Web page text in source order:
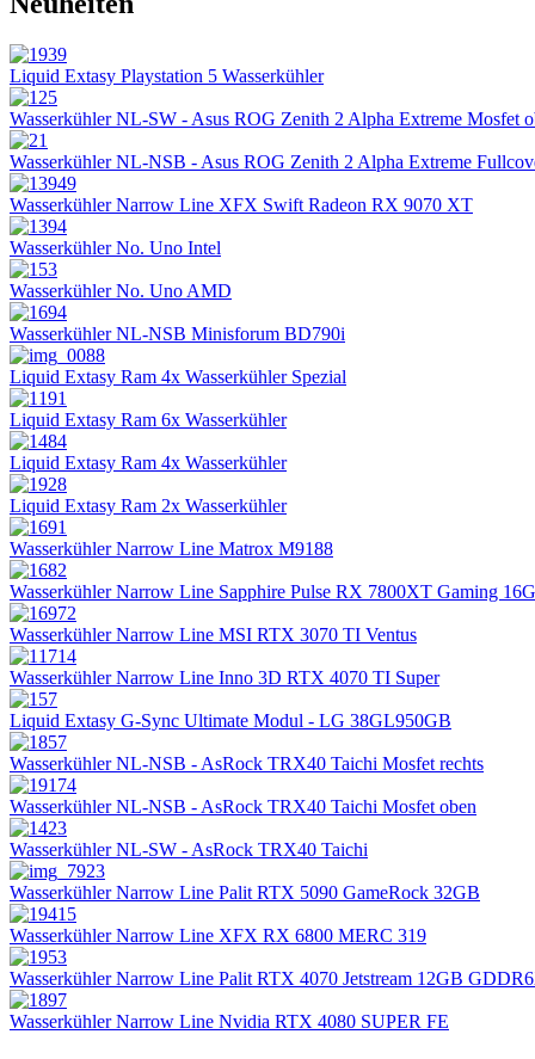
Liquid Extasy Playstation 5 Wasserkühler
Wasserkühler NL-SW - Asus ROG Zenith 2 Alpha Extreme Mosfet
Wasserkühler NL-NSB - Asus ROG Zenith 2 Alpha Extreme
Wasserkühler Narrow Line XFX Swift Radeon RX 9070 XT
Wasserkühler No. Uno Intel
Wasserkühler No. Uno AMD
Wasserkühler NL-NSB Minisforum BD790i
Liquid Extasy Ram 4x Wasserkühler Spezial
Liquid Extasy Ram 6x Wasserkühler
Liquid Extasy Ram 4x Wasserkühler
Liquid Extasy Ram 2x Wasserkühler
Wasserkühler Narrow Line Matrox M9188
Wasserkühler Narrow Line Sapphire Pulse RX 7800XT Gaming 16G
Wasserkühler Narrow Line MSI RTX 3070 TI Ventus
Wasserkühler Narrow Line Inno 3D RTX 4070 TI Super
Liquid Extasy G-Sync Ultimate Modul - LG 38GL950GB
Wasserkühler NL-NSB - AsRock TRX40 Taichi Mosfet rechts
Wasserkühler NL-NSB - AsRock TRX40 Taichi Mosfet oben
Wasserkühler NL-SW - AsRock TRX40 Taichi
Wasserkühler Narrow Line Palit RTX 5090 GameRock 32GB
Wasserkühler Narrow Line XFX RX 6800 MERC 319
Wasserkühler Narrow Line Palit RTX 4070 Jetstream 12GB
Wasserkühler Narrow Line Nvidia RTX 4080 SUPER FE